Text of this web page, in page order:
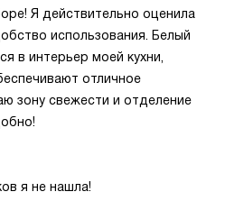
Я действительно оценила
использования. Белый
в интерьер моей кухни,
отличное
зону свежести и отделение
я не нашла!